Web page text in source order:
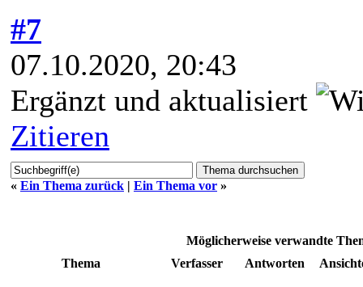
#7
07.10.2020, 20:43
Ergänzt und aktualisiert
Zitieren
« Ein Thema zurück | Ein Thema vor »
Möglicherweise verwandte
Thema
Verfasser Antworten